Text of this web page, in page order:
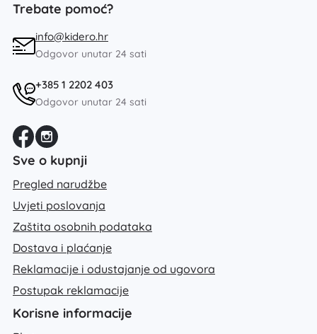
Trebate pomoć?
info@kidero.hr
Odgovor unutar 24 sati
+385 1 2202 403
Odgovor unutar 24 sati
Sve o kupnji
Pregled narudžbe
Uvjeti poslovanja
Zaštita osobnih podataka
Dostava i plaćanje
Reklamacije i odustajanje od ugovora
Postupak reklamacije
Korisne informacije